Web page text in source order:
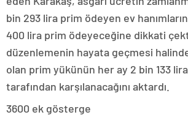
bin 293 lira prim ödeyen ev
400 lira prim ödeyeceğine dikkati
düzenlemenin hayata geçmesi
olan prim yükünün her ay 2 bin 133
tarafından karşılanacağını aktardı.
3600 ek gösterge